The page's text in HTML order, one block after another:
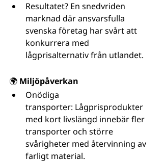
Resultatet? En snedvriden
marknad där ansvarsfulla
svenska företag har svårt att
konkurrera med
lågprisalternativ från utlandet.
🌍 Miljöpåverkan
Onödiga
transporter: Lågprisprodukter
med kort livslängd innebär fler
transporter och större
svårigheter med återvinning av
farligt material.